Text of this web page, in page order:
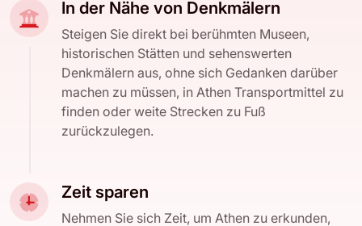
In der Nähe von Denkmälern
Steigen Sie direkt bei berühmten Museen,
historischen Stätten und sehenswerten
Denkmälern aus, ohne sich Gedanken darüber
machen zu müssen, in Athen Transportmittel zu
finden oder weite Strecken zu Fuß
zurückzulegen.
Zeit sparen
Nehmen Sie sich Zeit, um Athen zu erkunden,